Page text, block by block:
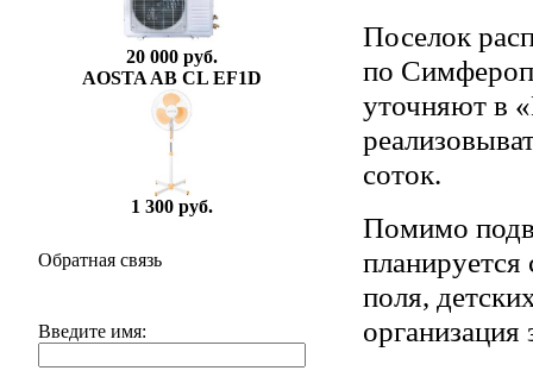
20 000 руб.
AOSTA AB CL EF1D
1 300 руб.
Обратная связь
Введите имя:
Поселок
по
уточняют в
соток.
Помимо
планируется
поля,